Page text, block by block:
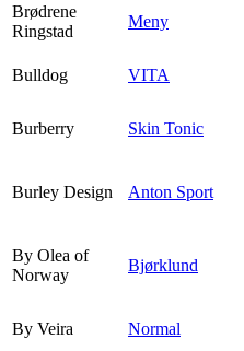
Brødrene
Ringstad
Meny
Bulldog
VITA
Burberry Skin Tonic
Burley Design Anton Sport
By Olea of
Norway
Bjørklund
By Veira
Normal